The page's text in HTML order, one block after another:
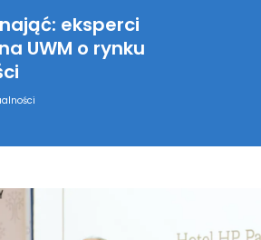
eksperci
UWM o rynku